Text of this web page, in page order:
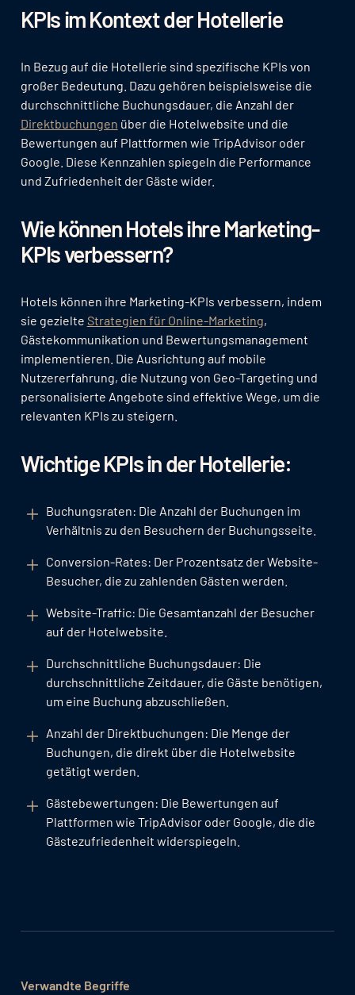
KPIs im Kontext der Hotellerie
In Bezug auf die Hotellerie sind spezifische KPIs von
großer Bedeutung. Dazu gehören beispielsweise die
durchschnittliche Buchungsdauer, die Anzahl der
Direktbuchungen über die Hotelwebsite und die
Bewertungen auf Plattformen wie TripAdvisor oder
Google. Diese Kennzahlen spiegeln die Performance
und Zufriedenheit der Gäste wider.
Wie können Hotels ihre Marketing-
KPIs verbessern?
Hotels können ihre Marketing-KPIs verbessern, indem
sie gezielte Strategien für Online-Marketing,
Gästekommunikation und Bewertungsmanagement
implementieren. Die Ausrichtung auf mobile
Nutzererfahrung, die Nutzung von Geo-Targeting und
personalisierte Angebote sind effektive Wege, um die
relevanten KPIs zu steigern.
Wichtige KPIs in der Hotellerie:
Buchungsraten: Die Anzahl der Buchungen im
Verhältnis zu den Besuchern der Buchungsseite.
Conversion-Rates: Der Prozentsatz der Website-
Besucher, die zu zahlenden Gästen werden.
Website-Traffic: Die Gesamtanzahl der Besucher
auf der Hotelwebsite.
Durchschnittliche Buchungsdauer: Die
durchschnittliche Zeitdauer, die Gäste benötigen,
um eine Buchung abzuschließen.
Anzahl der Direktbuchungen: Die Menge der
Buchungen, die direkt über die Hotelwebsite
getätigt werden.
Gästebewertungen: Die Bewertungen auf
Plattformen wie TripAdvisor oder Google, die die
Gästezufriedenheit widerspiegeln.
Verwandte Begriffe